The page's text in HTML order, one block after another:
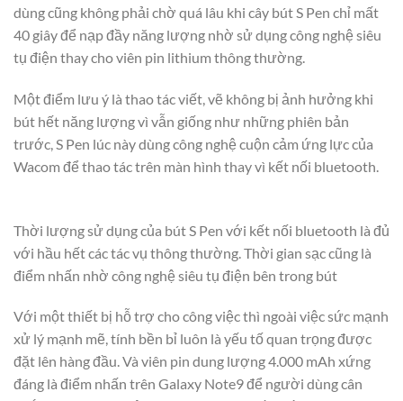
dùng cũng không phải chờ quá lâu khi cây bút S Pen chỉ mất
40 giây để nạp đầy năng lượng nhờ sử dụng công nghệ siêu
tụ điện thay cho viên pin lithium thông thường.
Một điểm lưu ý là thao tác viết, vẽ không bị ảnh hưởng khi
bút hết năng lượng vì vẫn giống như những phiên bản
trước, S Pen lúc này dùng công nghệ cuộn cảm ứng lực của
Wacom để thao tác trên màn hình thay vì kết nối bluetooth.
Thời lượng sử dụng của bút S Pen với kết nối bluetooth là đủ
với hầu hết các tác vụ thông thường. Thời gian sạc cũng là
điểm nhấn nhờ công nghệ siêu tụ điện bên trong bút
Với một thiết bị hỗ trợ cho công việc thì ngoài việc sức mạnh
xử lý mạnh mẽ, tính bền bỉ luôn là yếu tố quan trọng được
đặt lên hàng đầu. Và viên pin dung lượng 4.000 mAh xứng
đáng là điểm nhấn trên Galaxy Note9 để người dùng cân